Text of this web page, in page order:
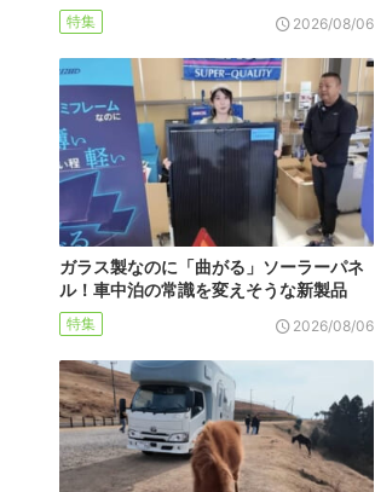
特集 2026/08/06
ガラス製なのに「曲がる」ソーラーパネ
ル！車中泊の常識を変えそうな新製品
特集 2026/08/06